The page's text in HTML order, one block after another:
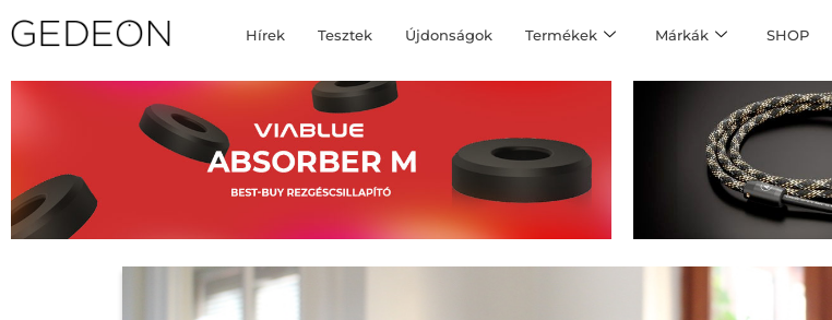
Hírek Tesztek Újdonságok Termékek Márkák SHOP